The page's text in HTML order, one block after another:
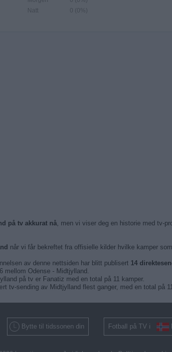
Natt
0 (0%)
på tv akkurat nå, men vi viser deg en historie med tv-
når vi får bekreftet fra offisielle kilder hvilke kamper
av denne nettsiden har blitt publisert 14
mellom Odense - Midtjylland.
på tv er Fanatiz med en total på 11 kamper.
tv-sending av Midtjylland flest ganger, med en total på
Bytte til tidssonen din Fotball på TV i